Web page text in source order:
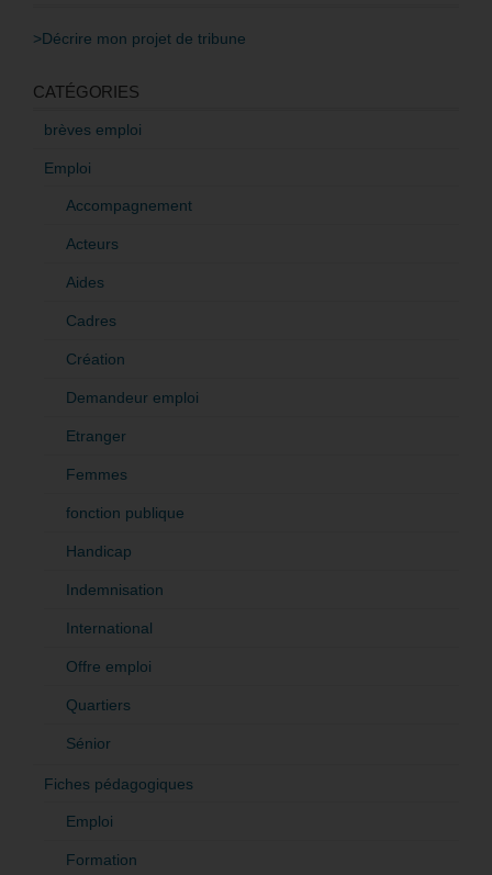
>Décrire mon projet de tribune
CATÉGORIES
brèves emploi
Emploi
Accompagnement
Acteurs
Aides
Cadres
Création
Demandeur emploi
Etranger
Femmes
fonction publique
Handicap
Indemnisation
International
Offre emploi
Quartiers
Sénior
Fiches pédagogiques
Emploi
Formation